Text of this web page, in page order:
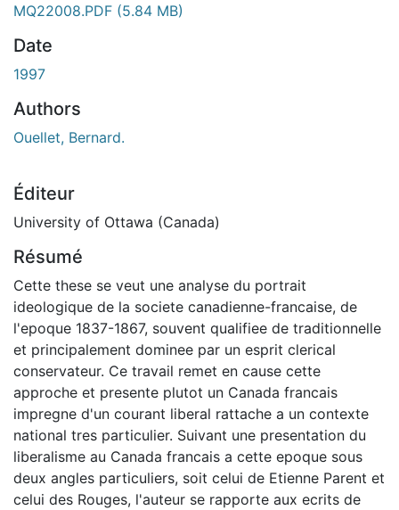
MQ22008.PDF (5.84 MB)
Date
1997
Authors
Ouellet, Bernard.
Éditeur
University of Ottawa (Canada)
Résumé
Cette these se veut une analyse du portrait
ideologique de la societe canadienne-francaise, de
l'epoque 1837-1867, souvent qualifiee de traditionnelle
et principalement dominee par un esprit clerical
conservateur. Ce travail remet en cause cette
approche et presente plutot un Canada francais
impregne d'un courant liberal rattache a un contexte
national tres particulier. Suivant une presentation du
liberalisme au Canada francais a cette epoque sous
deux angles particuliers, soit celui de Etienne Parent et
celui des Rouges, l'auteur se rapporte aux ecrits de